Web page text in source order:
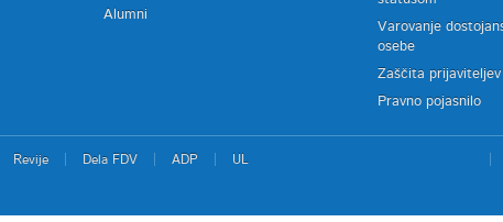
Alumni
Varovanje
osebe
Zaščita prijaviteljev
Pravno pojasnilo
Revije Dela FDV ADP UL